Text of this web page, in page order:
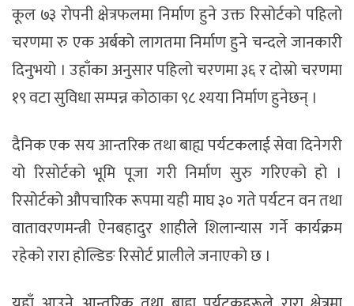
कूल ७३ रोपनी क्षेत्रफलमा निर्माण हुने उक्त रिसोर्टको पहिलो
चरणमा रु एक अर्बको लागतमा निर्माण हुने चन्दले जानकारी
दिनुभयो । उहाँका अनुसार पहिलो चरणमा ३६ र दोस्रो चरणमा
१९ वटा सुविधा सम्पन्न कोठाका ९८ श्यया निर्माण हुनेछन् ।
दैनिक एक सय आन्तरिक तथा बाह्य पर्यटकलाई सेवा दिनेगरी
यो रिसोर्टको भूमि पूजा गरी निर्माण सुरु गरिएको हो ।
रिसोर्टको औपचारिक रूपमा यही माघ ३० गते पर्यटन वन तथा
वातावरणमन्त्री ऐनबहादुर शाहीले शिलान्यास गर्ने कार्यक्रम
रहेको रारा होल्डिङ रिसोर्ट प्रालीले जनाएको छ ।